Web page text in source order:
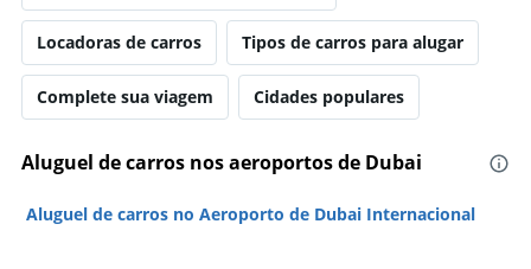
Locadoras de carros Tipos de carros para alugar
Complete sua viagem Cidades populares
Aluguel de carros nos aeroportos de Dubai
Aluguel de carros no Aeroporto de Dubai Internacional